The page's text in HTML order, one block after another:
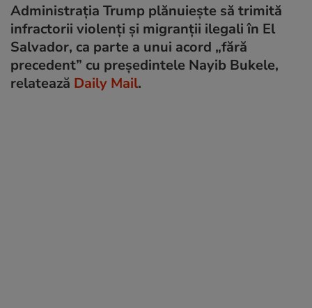
Administrația Trump plănuiește să trimită
infractorii violenți și migranții ilegali în El
Salvador, ca parte a unui acord „fără
precedent” cu președintele Nayib Bukele,
relatează Daily Mail.